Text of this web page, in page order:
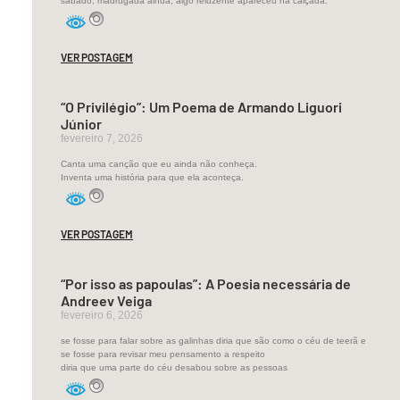
sede.
peixe
salina,
na
vaga,
expia,
boca
do
expiado.
VER POSTAGEM
“O Privilégio”: Um Poema de Armando Liguori
Júnior
fevereiro 7, 2026
Canta uma canção que eu ainda não conheça.
Inventa uma história para que ela aconteça.
VER POSTAGEM
“Por isso as papoulas”: A Poesia necessária de
Andreev Veiga
fevereiro 6, 2026
se fosse para falar sobre as galinhas diria que são como o céu de teerã e
se fosse para revisar meu pensamento a respeito
diria que uma parte do céu desabou sobre as pessoas